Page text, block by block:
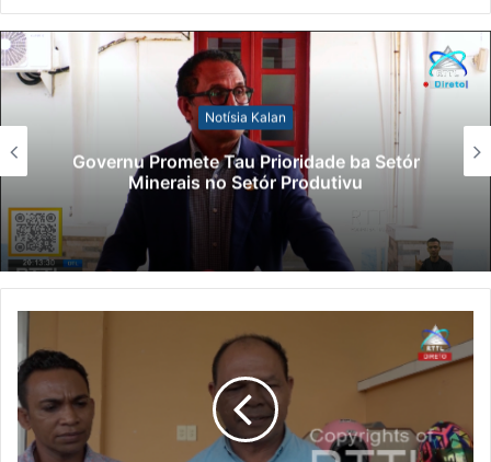
Notísia Kalan
Governu Promete Tau Prioridade ba Setór
Minerais no Setór Produtivu